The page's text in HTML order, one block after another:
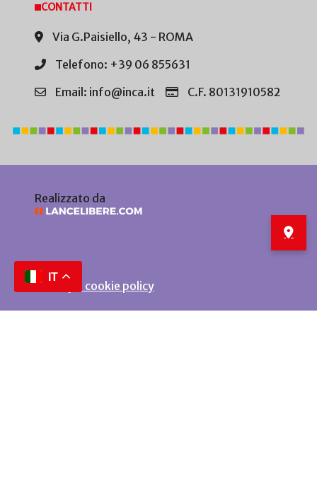
CONTATTI
Via G.Paisiello, 43 - ROMA
Telefono: +39 06 855631
Email: info@inca.it
C.F. 80131910582
Realizzato da
Privacy e cookie policy
IT